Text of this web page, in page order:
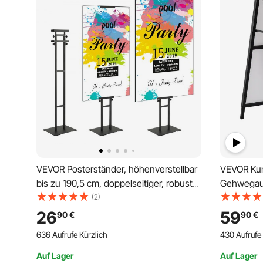
VEVOR Posterständer, höhenverstellbar
bis zu 190,5 cm, doppelseitiger, robuster
Sockel-Schilderhalter, bodenstehender
Schilderhalter, Bannerständer mit
stoßdämpfender Basis zur Präsentation,
für Tafel
(2)
2690€
636 Aufrufe Kürzlich
Auf Lager
VEVOR
cm,
usw.
5990€
430 Aufrufe
Auf Lager